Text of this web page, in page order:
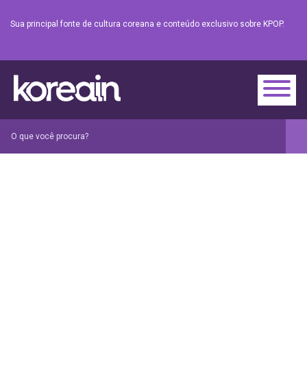
Sua principal fonte de cultura coreana e conteúdo exclusivo sobre KPOP.